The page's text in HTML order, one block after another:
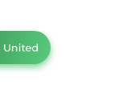
United